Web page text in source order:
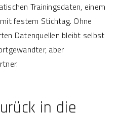
Trainingsdaten, einem
festem Stichtag. Ohne
Datenquellen bleibt selbst
aber
in die